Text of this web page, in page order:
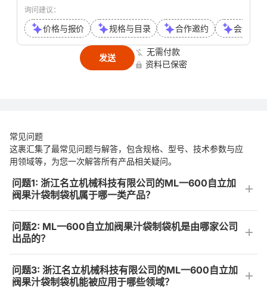
询问建议：
价格与报价 规格与目录 合作邀约 会议或
发送
无需付款
资料已保密
常见问题
这裹汇集了最常见问题与解答，包含规格、型号、技术参数与应
用领域等，为您一次解答所有产品相关疑问。
问题1: 浙江名立机械科技有限公司的ML一600自立加
阀果汁袋制袋机属于哪一类产品？
问题2: ML一600自立加阀果汁袋制袋机是由哪家公司
出品的？
问题3: 浙江名立机械科技有限公司的ML一600自立加
阀果汁袋制袋机能被应用于哪些领域？